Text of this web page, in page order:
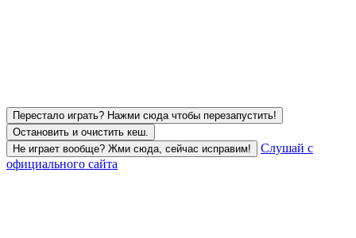
Перестало играть? Нажми сюда чтобы перезапустить!
Остановить и очистить кеш.
Не играет вообще? Жми сюда, сейчас исправим!
Слушай с
официального сайта